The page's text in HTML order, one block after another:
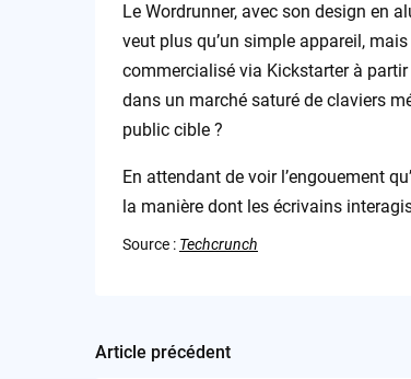
Le Wordrunner, avec son design en
veut plus qu’un simple appareil,
commercialisé via Kickstarter à
dans un marché saturé de claviers
public cible ?
En attendant de voir l’engouement
la manière dont les écrivains
Source : Techcrunch
Post
Article précédent